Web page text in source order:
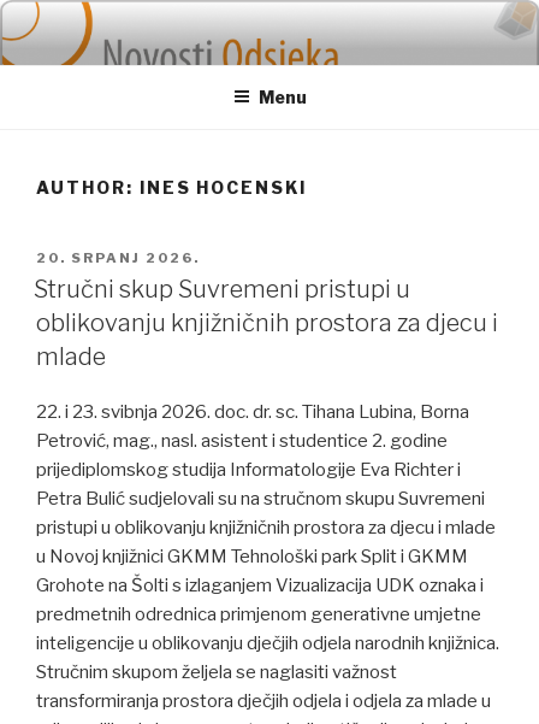
Skip
to
content
Menu
AUTHOR: INES HOCENSKI
POSTED
ON
20. SRPANJ 2026.
Stručni skup Suvremeni pristupi u
oblikovanju knjižničnih prostora za djecu i
mlade
22. i 23. svibnja 2026. doc. dr. sc. Tihana Lubina, Borna
Petrović, mag., nasl. asistent i studentice 2. godine
prijediplomskog studija Informatologije Eva Richter i
Petra Bulić sudjelovali su na stručnom skupu Suvremeni
pristupi u oblikovanju knjižničnih prostora za djecu i mlade
u Novoj knjižnici GKMM Tehnološki park Split i GKMM
Grohote na Šolti s izlaganjem Vizualizacija UDK oznaka i
predmetnih odrednica primjenom generativne umjetne
inteligencije u oblikovanju dječjih odjela narodnih knjižnica.
Stručnim skupom željela se naglasiti važnost
transformiranja prostora dječjih odjela i odjela za mlade u